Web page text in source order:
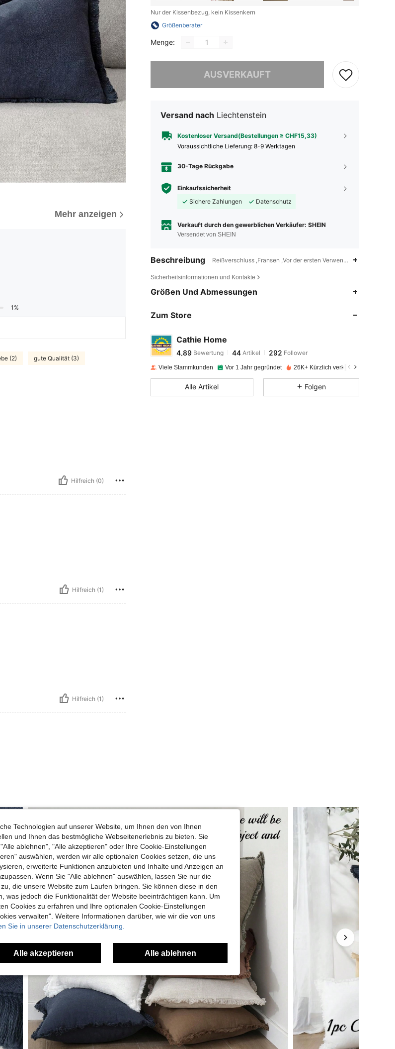
Mehr anzeigen
1%
(2) gute Qualität (3)
Hilfreich (0)
Hilfreich (1)
Hilfreich (1)
Nur der Kissenbezug, kein Kissenkern
Größenberater
Menge:
AUSVERKAUFT
Sorry, dieses Produkt ist ausverkauft.
Versand nach Liechtenstein
Kostenloser Versand(Bestellungen ≥ CHF15,33)
Voraussichtliche Lieferung: 8-9 Werktagen
30-Tage Rückgabe
Einkaufssicherheit
Sichere Zahlungen
Datenschutz
Verkauft durch den gewerblichen Verkäufer: SHEIN
Versendet von SHEIN
Beschreibung Reißverschluss ,Fransen ,Vor der ersten Verwendung
Sicherheitsinformationen und Kontakte
Größen Und Abmessungen
Zum Store
Cathie Home
4,89
4,89Bewertung
4***3bezahltVor 1 Tag
Viele Stammkunden Vor 1 Jahr gegründet 26K+ Kürzlich verkauft
Alle Artikel Folgen
Technologien auf unserer Website, um Ihnen den von Ihnen
und Ihnen das bestmögliche Webseitenerlebnis zu bieten. Sie
ablehnen", "Alle akzeptieren" oder Ihre Cookie-Einstellungen
auswählen, werden wir alle optionalen Cookies setzen, die uns
erweiterte Funktionen anzubieten und Inhalte und Anzeigen an
Wenn Sie "Alle ablehnen" auswählen, lassen Sie nur die
die unsere Website zum Laufen bringen. Sie können diese in den
was jedoch die Funktionalität der Website beeinträchtigen kann. Um
Cookies zu erfahren und Ihre optionalen Cookie-Einstellungen
verwalten". Weitere Informationen darüber, wie wir die von uns
Sie in unserer Datenschutzerklärung.
Alle akzeptieren Alle ablehnen